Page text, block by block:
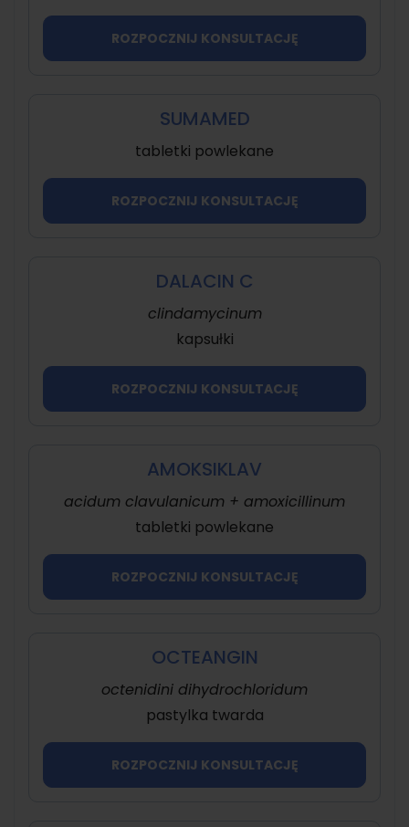
ROZPOCZNIJ KONSULTACJĘ
SUMAMED
tabletki powlekane
ROZPOCZNIJ KONSULTACJĘ
DALACIN C
clindamycinum
kapsułki
ROZPOCZNIJ KONSULTACJĘ
AMOKSIKLAV
acidum clavulanicum + amoxicillinum
tabletki powlekane
ROZPOCZNIJ KONSULTACJĘ
OCTEANGIN
octenidini dihydrochloridum
pastylka twarda
ROZPOCZNIJ KONSULTACJĘ